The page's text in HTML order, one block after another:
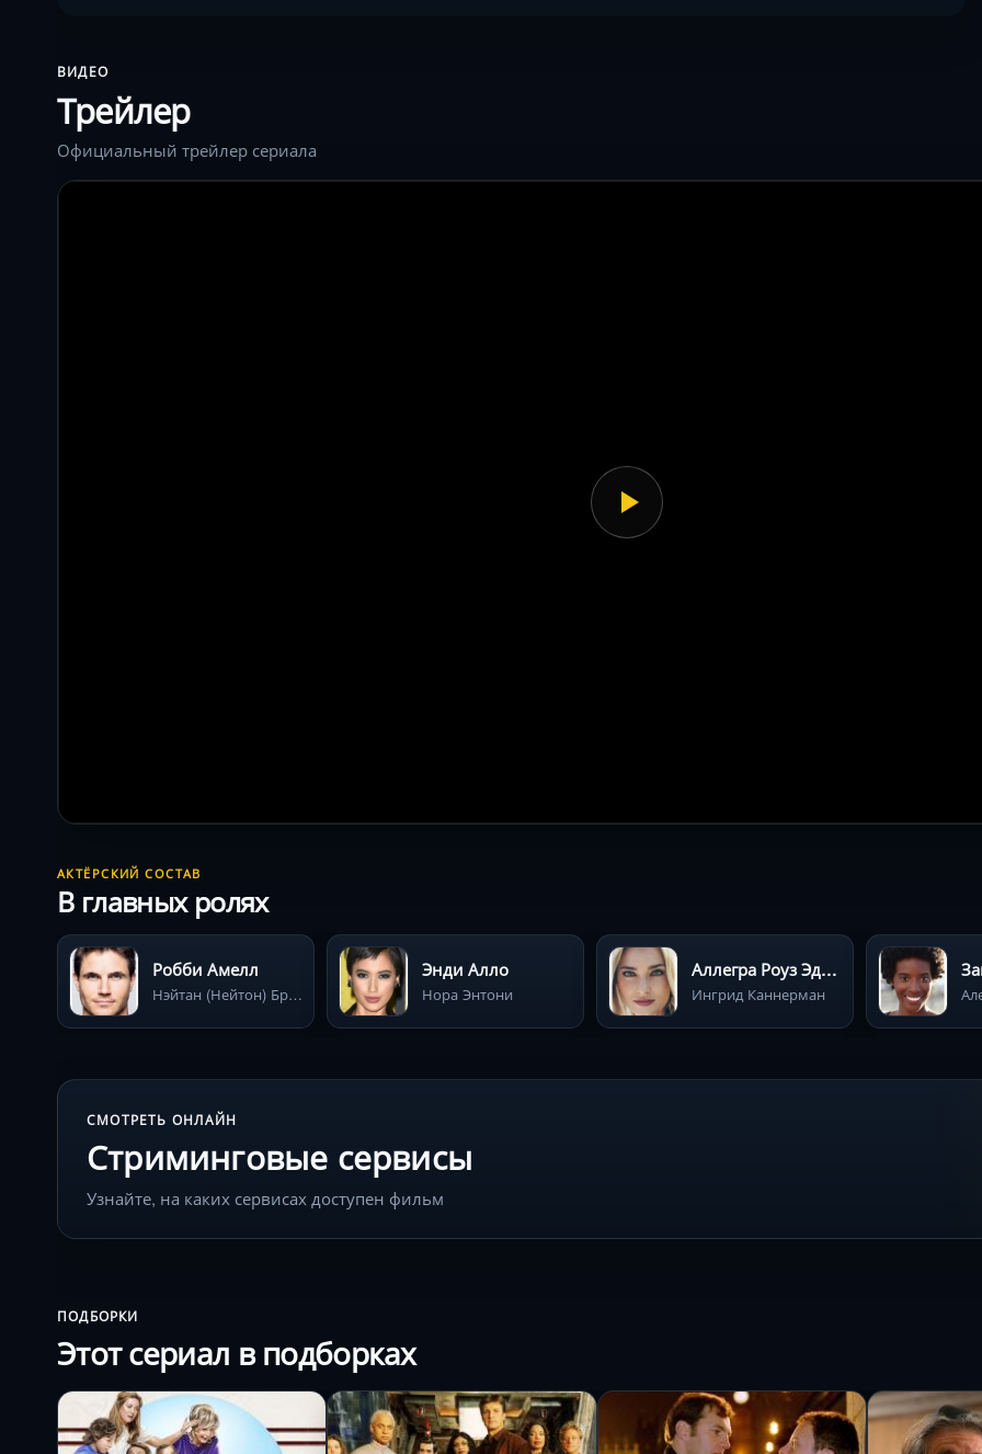
ВИДЕО
Трейлер
Официальный трейлер сериала
АКТЁРСКИЙ СОСТАВ
В главных ролях
Робби Амелл
Нэйтан (Нейтон) Браун
Энди Алло
Нора Энтони
Аллегра Роуз Эдвардс
Ингрид Каннерман
СМОТРЕТЬ ОНЛАЙН
Стриминговые сервисы
Узнайте, на каких сервисах доступен фильм
ПОДБОРКИ
Этот сериал в подборках